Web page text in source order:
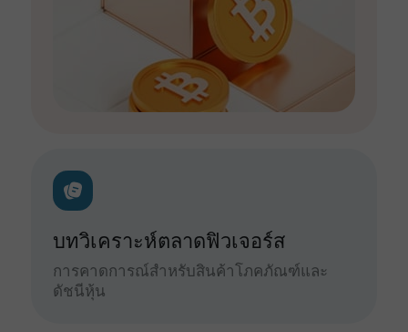
บทวิเคราะห์ตลาดฟิวเจอร์ส
การคาดการณ์สำหรับสินค้าโภคภัณฑ์และ
ดัชนีหุ้น